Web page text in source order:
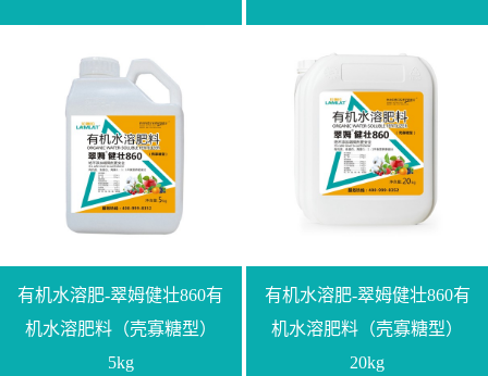
【通用名称】脲甲醛缓释
氮肥【产品形态】水剂
【产品规格】1000g【技术
指标】N≥330g/L【企业标
准】Q/LML O01-2022【使
用方法】1、飞防：每亩
复配其他农药、肥料并提
高药效，间隔2-3周，可连
【通用名称】微生物菌剂
【产品剂型】颗粒【产品
规格】20kg【技术指标】
有效活菌数≥10.0亿/克【增
效物质】有机质≥40%;小分
子有机碳≥23%;壳寡糖
底肥：亩用本品40kg-
100kg可替代有机肥，配合
有机水溶肥-翠姆健壮860有
机水溶肥料（壳寡糖型）
5kg
有机水溶肥-翠姆健壮860有
机水溶肥料（壳寡糖型）
20kg